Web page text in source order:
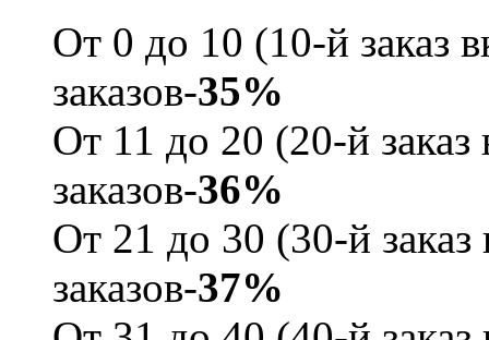
От 0 до 10 (10-й заказ
заказов-35%
От 11 до 20 (20-й
заказов-36%
От 21 до 30 (30-й
заказов-37%